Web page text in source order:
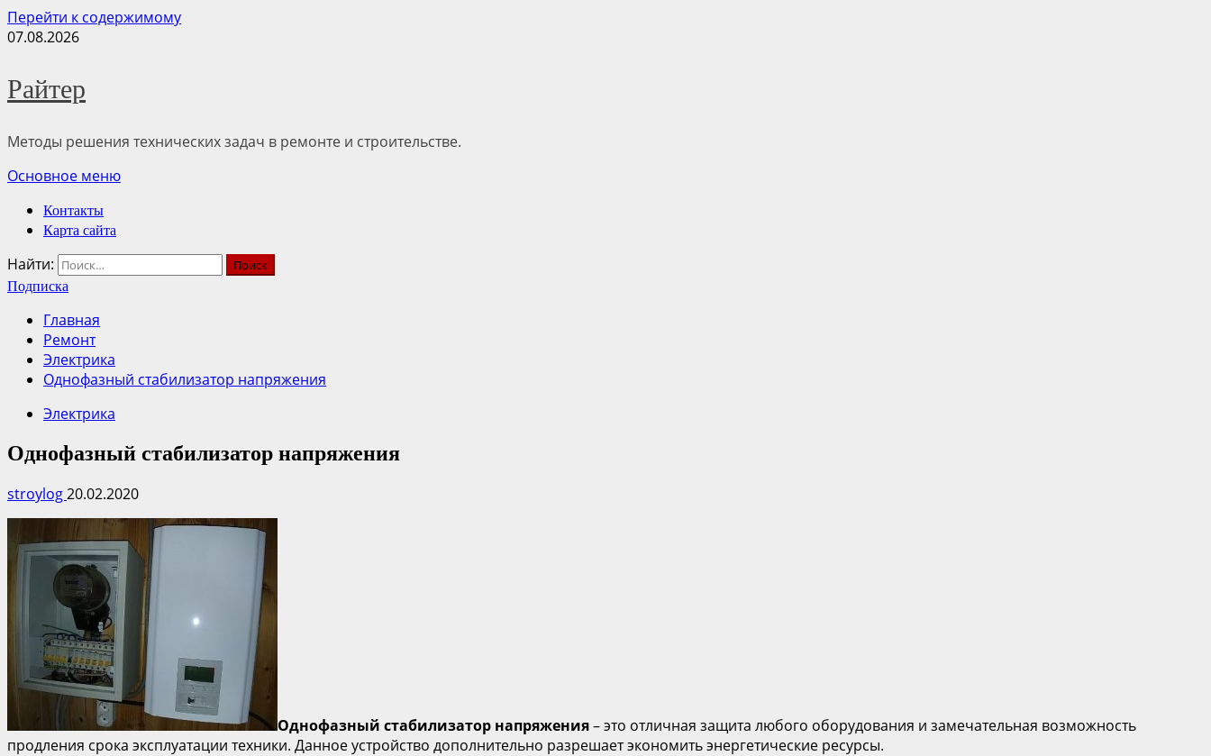
Перейти к содержимому
07.08.2026
Райтер
Методы решения технических задач в ремонте и строительстве.
Основное меню
Контакты
Карта сайта
Найти:
Подписка
Главная
Ремонт
Электрика
Однофазный стабилизатор напряжения
Электрика
Однофазный стабилизатор напряжения
stroylog20.02.2020
Однофазный стабилизатор напряжения– это отличная защита любого оборудования и замечательная возможность
продления срока эксплуатации техники. Данное устройство дополнительно разрешает экономить энергетические ресурсы.